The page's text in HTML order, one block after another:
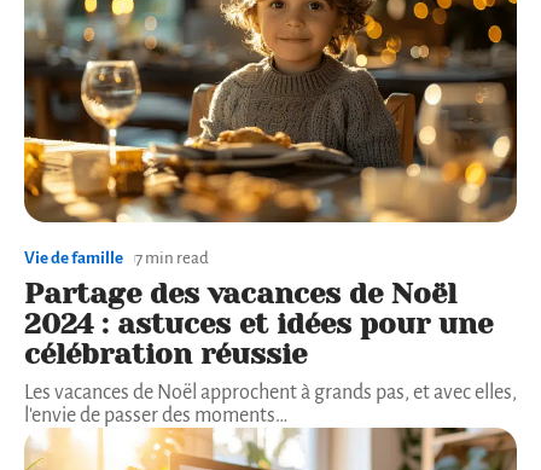
Vie de famille 7 min read
Partage des vacances de Noël
2024 : astuces et idées pour une
célébration réussie
Les vacances de Noël approchent à grands pas, et avec elles,
l'envie de passer des moments…